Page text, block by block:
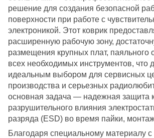
решение для создания безопасной
поверхности при работе с
электроникой. Этот коврик
расширенную рабочую зону,
размещения крупных плат, паяльного
всех необходимых инструментов, что
идеальным выбором для сервисных
производства и серьезных
основная задача — надежная защита
разрушительного влияния
разряда (ESD) во время пайки,
Благодаря специальному материалу с